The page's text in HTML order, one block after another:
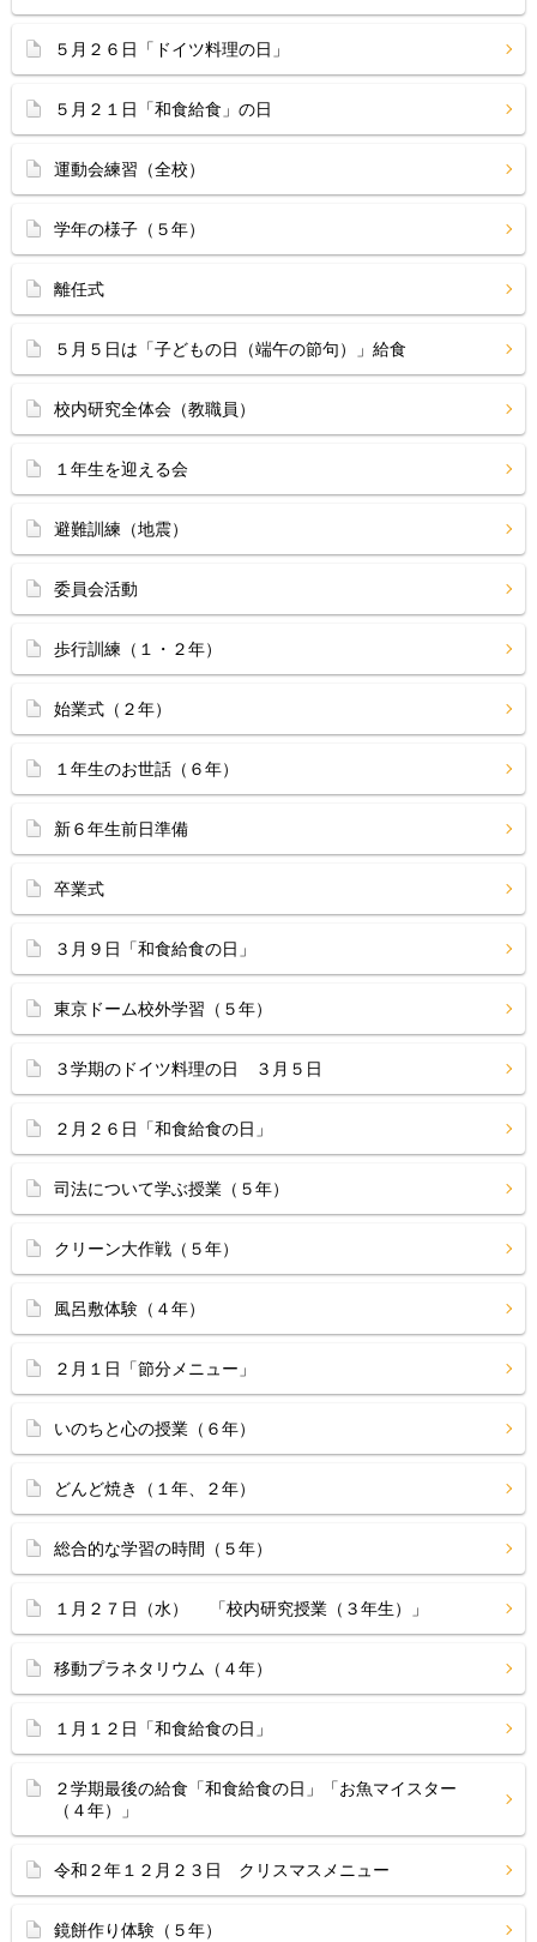
５月２６日「ドイツ料理の日」
５月２１日「和食給食」の日
運動会練習（全校）
学年の様子（５年）
離任式
５月５日は「子どもの日（端午の節句）」給食
校内研究全体会（教職員）
１年生を迎える会
避難訓練（地震）
委員会活動
歩行訓練（１・２年）
始業式（２年）
１年生のお世話（６年）
新６年生前日準備
卒業式
３月９日「和食給食の日」
東京ドーム校外学習（５年）
３学期のドイツ料理の日 ３月５日
２月２６日「和食給食の日」
司法について学ぶ授業（５年）
クリーン大作戦（５年）
風呂敷体験（４年）
２月１日「節分メニュー」
いのちと心の授業（６年）
どんど焼き（１年、２年）
総合的な学習の時間（５年）
１月２７日（水） 「校内研究授業（３年生）」
移動プラネタリウム（４年）
１月１２日「和食給食の日」
２学期最後の給食「和食給食の日」「お魚マイスター
（４年）」
令和２年１２月２３日 クリスマスメニュー
鏡餅作り体験（５年）